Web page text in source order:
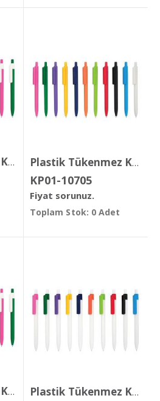
Plastik Tükenmez Kalem Plastik Tükenmez Kalem ( Jel Refil )
KP01-10705
Fiyat sorunuz.
Toplam Stok: 0 Adet
Plastik Tükenmez Kalem ( Jel Refil ) Plastik Tükenmez Kalem